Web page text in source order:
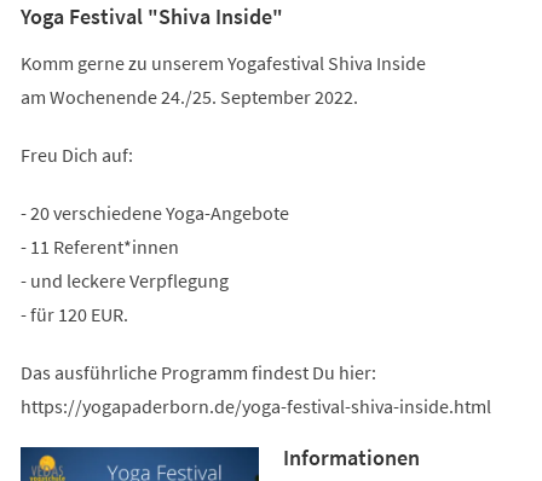
Yoga Festival "Shiva Inside"
Komm gerne zu unserem Yogafestival Shiva Inside
am Wochenende 24./25. September 2022.
Freu Dich auf:
- 20 verschiedene Yoga-Angebote
- 11 Referent*innen
- und leckere Verpflegung
- für 120 EUR.
Das ausführliche Programm findest Du hier:
https://yogapaderborn.de/yoga-festival-shiva-inside.html
Informationen